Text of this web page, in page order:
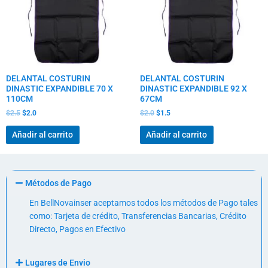
DELANTAL COSTURIN
DINASTIC EXPANDIBLE 70 X
110CM
$2.5 $2.0
Añadir al carrito
DELANTAL COSTURIN
DINASTIC EXPANDIBLE 92 X
67CM
$2.0 $1.5
Añadir al carrito
Métodos de Pago
En BellNovainser aceptamos todos los métodos de Pago tales
como: Tarjeta de crédito, Transferencias Bancarias, Crédito
Directo, Pagos en Efectivo
Lugares de Envio